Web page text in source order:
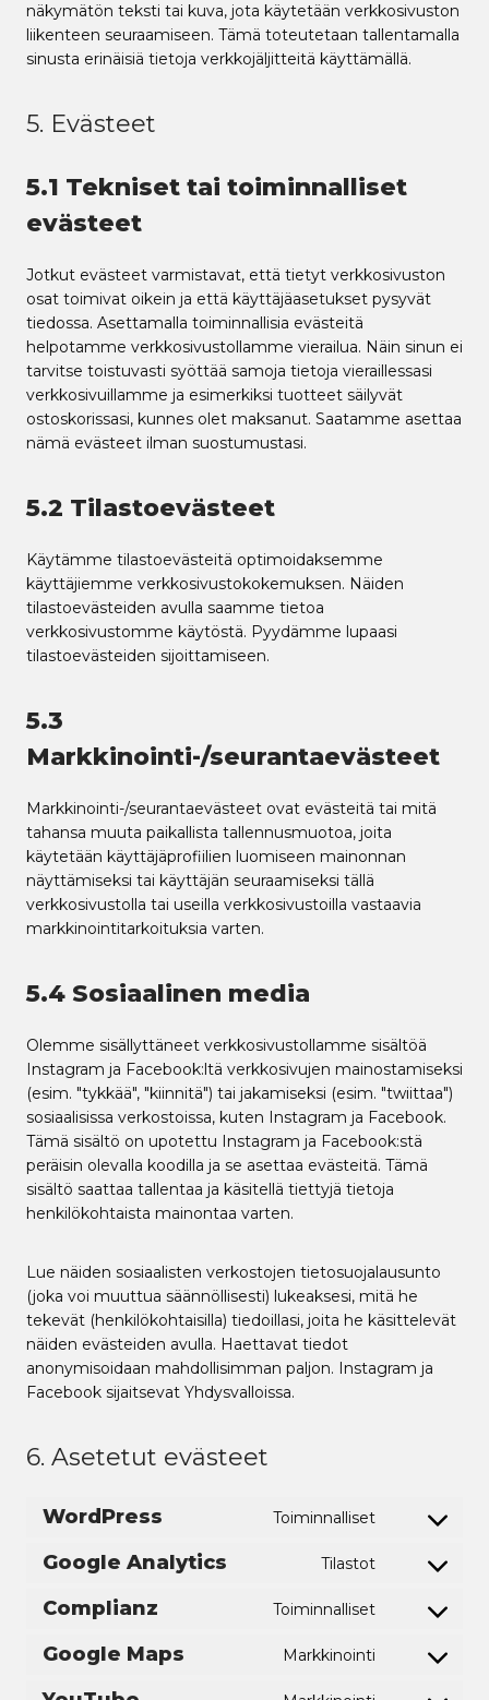
näkymätön teksti tai kuva, jota käytetään verkkosivuston
liikenteen seuraamiseen. Tämä toteutetaan tallentamalla
sinusta erinäisiä tietoja verkkojäljitteitä käyttämällä.
5. Evästeet
5.1 Tekniset tai toiminnalliset
evästeet
Jotkut evästeet varmistavat, että tietyt verkkosivuston
osat toimivat oikein ja että käyttäjäasetukset pysyvät
tiedossa. Asettamalla toiminnallisia evästeitä
helpotamme verkkosivustollamme vierailua. Näin sinun ei
tarvitse toistuvasti syöttää samoja tietoja vieraillessasi
verkkosivuillamme ja esimerkiksi tuotteet säilyvät
ostoskorissasi, kunnes olet maksanut. Saatamme asettaa
nämä evästeet ilman suostumustasi.
5.2 Tilastoevästeet
Käytämme tilastoevästeitä optimoidaksemme
käyttäjiemme verkkosivustokokemuksen. Näiden
tilastoevästeiden avulla saamme tietoa
verkkosivustomme käytöstä. Pyydämme lupaasi
tilastoevästeiden sijoittamiseen.
5.3
Markkinointi-/seurantaevästeet
Markkinointi-/seurantaevästeet ovat evästeitä tai mitä
tahansa muuta paikallista tallennusmuotoa, joita
käytetään käyttäjäprofiilien luomiseen mainonnan
näyttämiseksi tai käyttäjän seuraamiseksi tällä
verkkosivustolla tai useilla verkkosivustoilla vastaavia
markkinointitarkoituksia varten.
5.4 Sosiaalinen media
Olemme sisällyttäneet verkkosivustollamme sisältöä
Instagram ja Facebook:ltä verkkosivujen mainostamiseksi
(esim. "tykkää", "kiinnitä") tai jakamiseksi (esim. "twiittaa")
sosiaalisissa verkostoissa, kuten Instagram ja Facebook.
Tämä sisältö on upotettu Instagram ja Facebook:stä
peräisin olevalla koodilla ja se asettaa evästeitä. Tämä
sisältö saattaa tallentaa ja käsitellä tiettyjä tietoja
henkilökohtaista mainontaa varten.
Lue näiden sosiaalisten verkostojen tietosuojalausunto
(joka voi muuttua säännöllisesti) lukeaksesi, mitä he
tekevät (henkilökohtaisilla) tiedoillasi, joita he käsittelevät
näiden evästeiden avulla. Haettavat tiedot
anonymisoidaan mahdollisimman paljon. Instagram ja
Facebook sijaitsevat Yhdysvalloissa.
6. Asetetut evästeet
WordPress Toiminnalliset
Google Analytics Tilastot
Complianz Toiminnalliset
Google Maps Markkinointi